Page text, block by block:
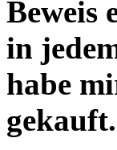
Beweis
in
habe
gekauft.